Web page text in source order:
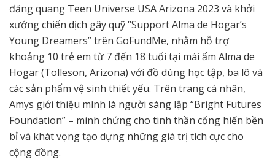
đăng quang Teen Universe USA Arizona 2023 và khởi
xướng chiến dịch gây quỹ “Support Alma de Hogar’s
Young Dreamers” trên GoFundMe, nhằm hỗ trợ
khoảng 10 trẻ em từ 7 đến 18 tuổi tại mái ấm Alma de
Hogar (Tolleson, Arizona) với đồ dùng học tập, ba lô và
các sản phẩm vệ sinh thiết yếu. Trên trang cá nhân,
Amys giới thiệu mình là người sáng lập “Bright Futures
Foundation” – minh chứng cho tinh thần cống hiến bền
bỉ và khát vọng tạo dựng những giá trị tích cực cho
cộng đồng.